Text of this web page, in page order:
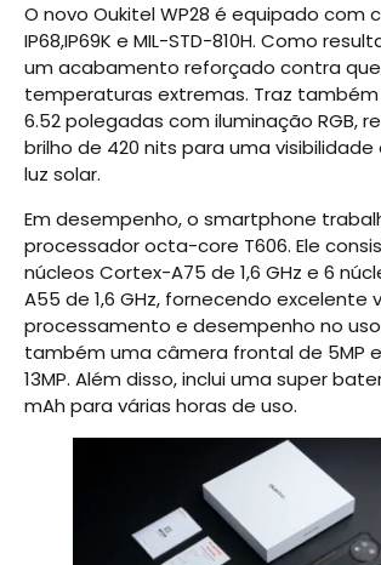
O novo Oukitel WP28 é equipado com
IP68,IP69K e MIL-STD-810H. Como
um acabamento reforçado contra
temperaturas extremas. Traz
6.52 polegadas com iluminação RGB,
brilho de 420 nits para uma
luz solar.
Em desempenho, o smartphone
processador octa-core T606. Ele
núcleos Cortex-A75 de 1,6 GHz e 6
A55 de 1,6 GHz, fornecendo excelente
processamento e desempenho no uso
também uma câmera frontal de 5MP
13MP. Além disso, inclui uma super
mAh para várias horas de uso.